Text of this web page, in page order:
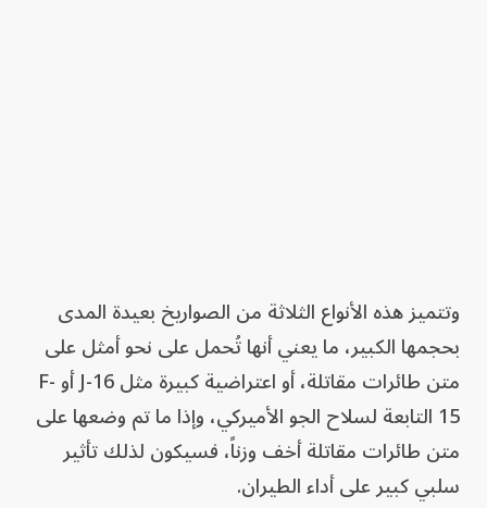
وتتميز هذه الأنواع الثلاثة من الصواريخ بعيدة المدى
بحجمها الكبير، ما يعني أنها تُحمل على نحو أمثل على
متن طائرات مقاتلة، أو اعتراضية كبيرة مثل J-16 أو F-
15 التابعة لسلاح الجو الأميركي، وإذا ما تم وضعها على
متن طائرات مقاتلة أخف وزناً، فسيكون لذلك تأثير
سلبي كبير على أداء الطيران.